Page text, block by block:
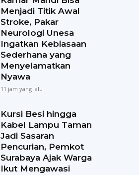
Menjadi Titik Awal
Stroke, Pakar
Neurologi Unesa
Ingatkan Kebiasaan
Sederhana yang
Menyelamatkan
Nyawa
11 jam yang lalu
Kursi Besi hingga
Kabel Lampu Taman
Jadi Sasaran
Pencurian, Pemkot
Surabaya Ajak Warga
Ikut Mengawasi